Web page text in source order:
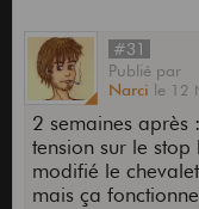
#31
Publié par
Narci le 12
2 semaines
tension sur le
modifié le
mais ça